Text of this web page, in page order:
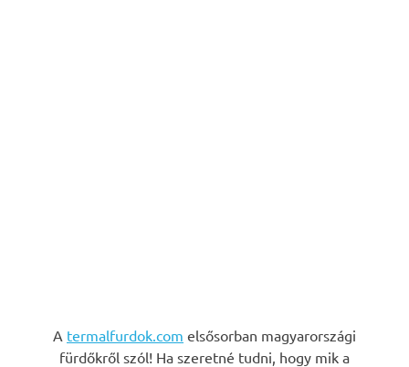
A termalfurdok.com elsősorban magyarországi
fürdőkről szól! Ha szeretné tudni, hogy mik a